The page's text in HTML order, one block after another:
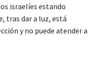
israelíes estando
tras dar a luz, está
y no puede atender a